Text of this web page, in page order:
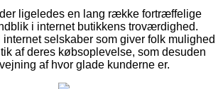
ligeledes en lang række fortræffelige
i internet butikkens troværdighed.
selskaber som giver folk mulighed
af deres købsoplevelse, som desuden
af hvor glade kunderne er.